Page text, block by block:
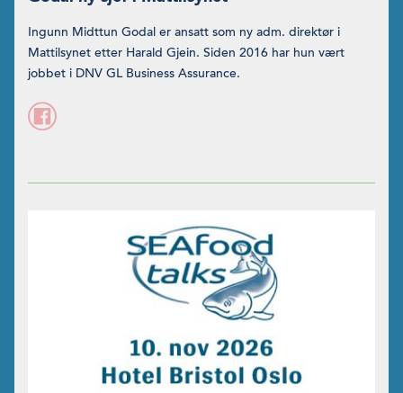
Ingunn Midttun Godal er ansatt som ny adm. direktør i
Mattilsynet etter Harald Gjein. Siden 2016 har hun vært
jobbet i DNV GL Business Assurance.